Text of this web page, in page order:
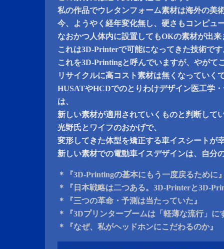
私の作品でウレタンフォーム素材は海外の美
今、ようやく経年変化無し、硬さもコンピュ
なおかつ人体内に設置してもOKの素材が出来
これは3D-Printerで可能になってきた技術です
これを3D-Printingと呼んでいますが、やがて
リサイクルに高コスト素材は無くなっていく
HUSATやHCDでのとりわけデザイン医工学
は、
新しい素材が適用されていくものと判断して
光野氏とワイフのおかげで、
変形してきた体型を矯正する車イスシートが
新しい素材での電動車イスデザインは、自分
＊『3D-Printingの基本にもう一度戻るために
＊『日本戦略は二つある。3D-Printerと3D-
＊『三つの革命・予測は当たっていた』
＊『3Dプリンターブームは「軽薄な流行」に
＊『なぜ、私がヘッドホンにこだわるのか』